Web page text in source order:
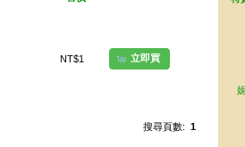
NT$1 立即買
搜尋頁數: 1